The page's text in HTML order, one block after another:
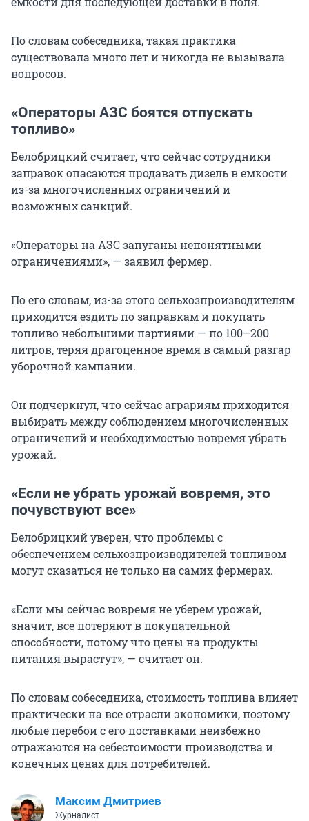
По словам собеседника, такая практика
существовала много лет и никогда не вызывала
вопросов.
«Операторы АЗС боятся отпускать
топливо»
Белобрицкий считает, что сейчас сотрудники
заправок опасаются продавать дизель в емкости
из-за многочисленных ограничений и
возможных санкций.
«Операторы на АЗС запуганы непонятными
ограничениями», — заявил фермер.
По его словам, из-за этого сельхозпроизводителям
приходится ездить по заправкам и покупать
топливо небольшими партиями — по 100–200
литров, теряя драгоценное время в самый разгар
уборочной кампании.
Он подчеркнул, что сейчас аграриям приходится
выбирать между соблюдением многочисленных
ограничений и необходимостью вовремя убрать
урожай.
«Если не убрать урожай вовремя, это
почувствуют все»
Белобрицкий уверен, что проблемы с
обеспечением сельхозпроизводителей топливом
могут сказаться не только на самих фермерах.
«Если мы сейчас вовремя не уберем урожай,
значит, все потеряют в покупательной
способности, потому что цены на продукты
питания вырастут», — считает он.
По словам собеседника, стоимость топлива влияет
практически на все отрасли экономики, поэтому
любые перебои с его поставками неизбежно
отражаются на себестоимости производства и
конечных ценах для потребителей.
Максим Дмитриев
Журналист